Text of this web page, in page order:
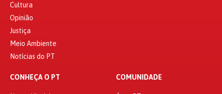
Cultura
Opinião
Justiça
Meio Ambiente
Notícias do PT
CONHEÇA O PT COMUNIDADE